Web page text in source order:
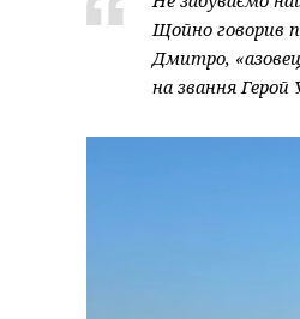
Щойно говорив
Дмитро,
на звання